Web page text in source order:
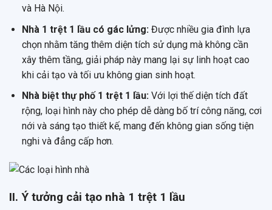
và Hà Nội.
Nhà 1 trệt 1 lầu có gác lửng:Được nhiều gia đình lựa
chọn nhằm tăng thêm diện tích sử dụng mà không cần
xây thêm tầng, giải pháp này mang lại sự linh hoạt cao
khi cải tạo và tối ưu không gian sinh hoạt.
Nhà biệt thự phố 1 trệt 1 lầu:Với lợi thế diện tích đất
rộng, loại hình này cho phép dễ dàng bố trí công năng, cơi
nới và sáng tạo thiết kế, mang đến không gian sống tiện
nghi và đẳng cấp hơn.
II. Ý tưởng cải tạo nhà 1 trệt 1 lầu